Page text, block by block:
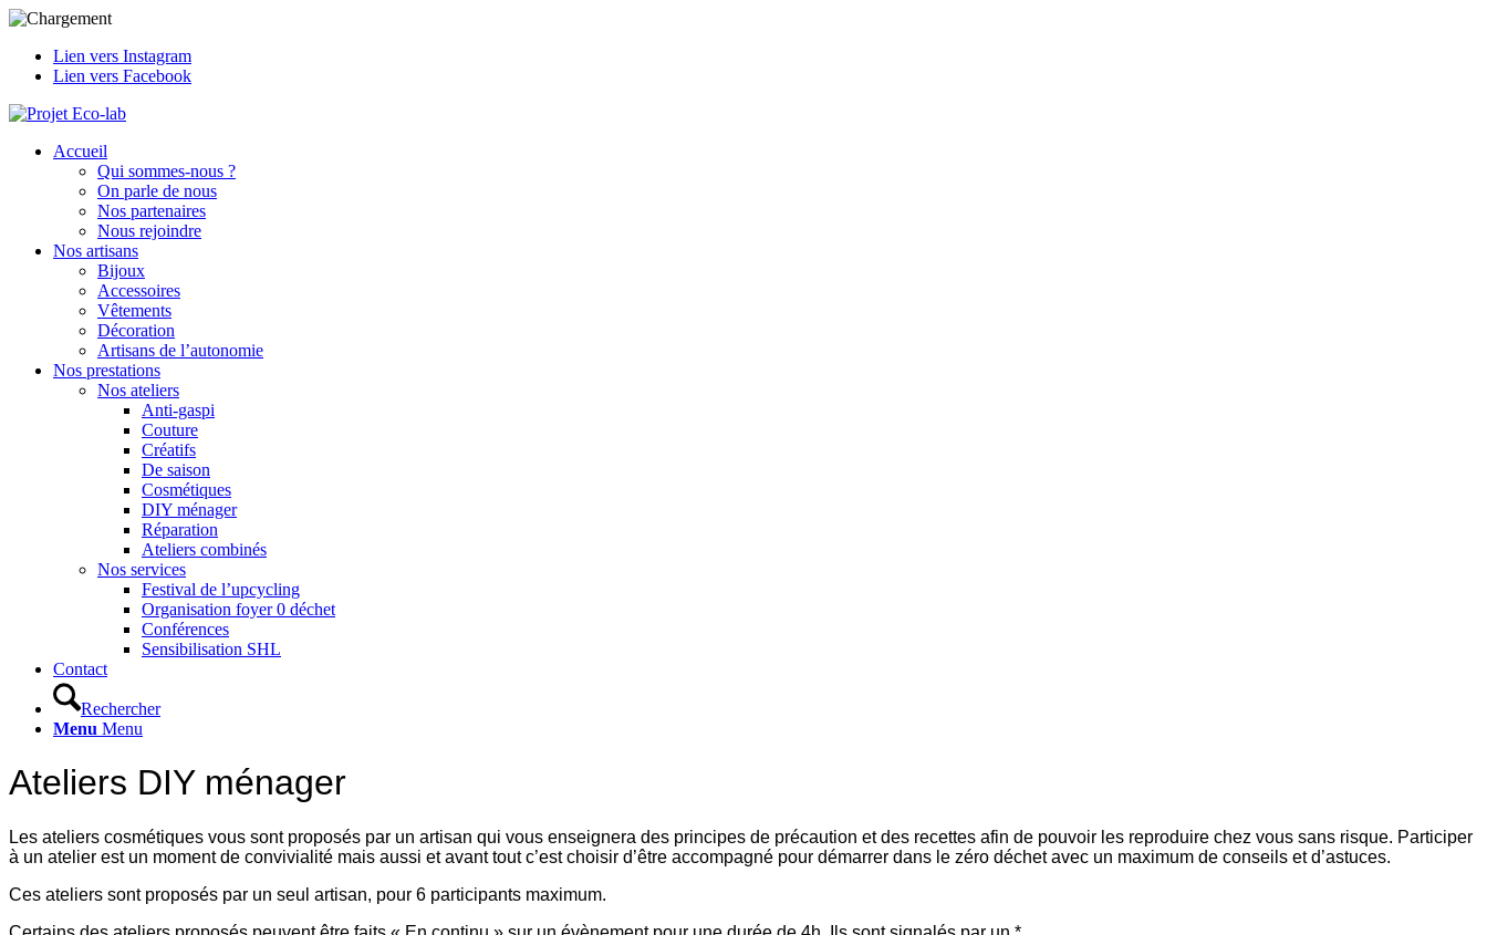
Lien vers Instagram
Lien vers Facebook
Accueil
Qui sommes-nous ?
On parle de nous
Nos partenaires
Nous rejoindre
Nos artisans
Bijoux
Accessoires
Vêtements
Décoration
Artisans de l’autonomie
Nos prestations
Nos ateliers
Anti-gaspi
Couture
Créatifs
De saison
Cosmétiques
DIY ménager
Réparation
Ateliers combinés
Nos services
Festival de l’upcycling
Organisation foyer 0 déchet
Conférences
Sensibilisation SHL
Contact
Rechercher
Menu Menu
Ateliers DIY ménager
Les ateliers cosmétiques vous sont proposés par un artisan qui vous enseignera des principes de précaution et des recettes afin de pouvoir les reproduire chez vous sans risque. Participer
à un atelier est un moment de convivialité mais aussi et avant tout c’est choisir d’être accompagné pour démarrer dans le zéro déchet avec un maximum de conseils et d’astuces.
Ces ateliers sont proposés par un seul artisan, pour 6 participants maximum.